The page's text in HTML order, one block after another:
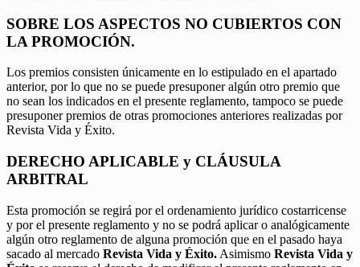
SOBRE LOS ASPECTOS NO CUBIERTOS CON
LA PROMOCIÓN.
Los premios consisten únicamente en lo estipulado en el apartado
anterior, por lo que no se puede presuponer algún otro premio que
no sean los indicados en el presente reglamento, tampoco se puede
presuponer premios de otras promociones anteriores realizadas por
Revista Vida y Éxito.
DERECHO APLICABLE y CLÁUSULA
ARBITRAL
Esta promoción se regirá por el ordenamiento jurídico costarricense
y por el presente reglamento y no se podrá aplicar o analógicamente
algún otro reglamento de alguna promoción que en el pasado haya
sacado al mercado Revista Vida y Éxito. Asimismo Revista Vida y